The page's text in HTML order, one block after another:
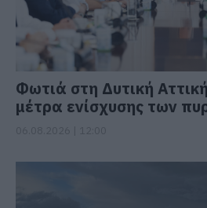
Φωτιά στη Δυτική
μέτρα ενίσχυσης των